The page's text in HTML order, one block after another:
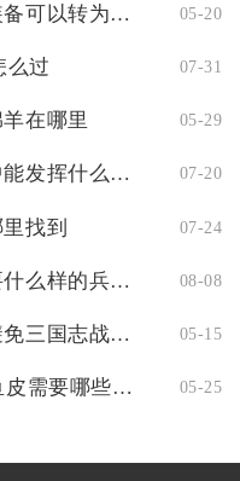
在梦幻西游中有哪些装备可以转为巨剑 05-20
么过 07-31
在哪里 05-29
布隆在英雄联盟手游中能发挥什么样的作用 07-20
找到 07-24
建立万国觉醒旗帜需要什么样的兵种支持 08-08
是否有什么技巧可以避免三国志战略版被锁将 05-15
要制作20份攻城掠地鱼皮需要哪些材料 05-25